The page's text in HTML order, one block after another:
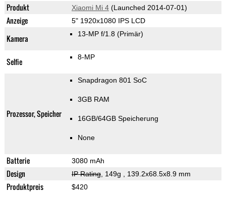
Produkt Xiaomi Mi 4(Launched 2014-07-01)
Anzeige 5" 1920x1080 IPS LCD
Kamera 13-MP f/1.8 (Primär)
Selfie 8-MP
Prozessor, Speicher
Snapdragon 801 SoC
3GB RAM
16GB/64GB Speicherung
None
Batterie 3080 mAh
Design IP Rating, 149g , 139.2x68.5x8.9 mm
Produktpreis $420